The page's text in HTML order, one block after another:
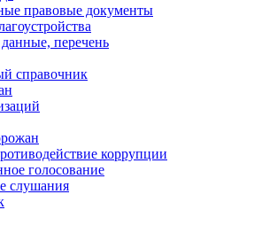
правовые документы
перечень
справочник
коррупции
голосование
слушания